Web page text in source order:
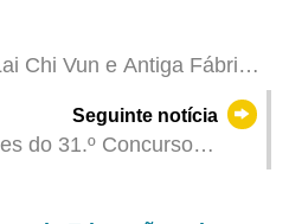
Chi Vun e Antiga Fábrica
encontram-se encerrados
devido às condições
Seguinte notícia
do 31.º Concurso
(dia 9)